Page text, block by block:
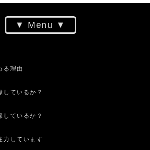
Menu
る理由
しているか？
しているか？
力しています